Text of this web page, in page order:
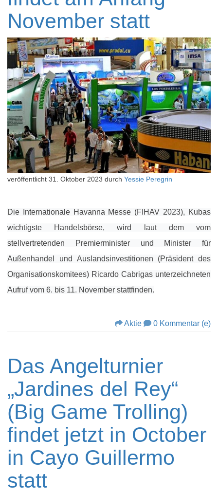
November statt
veröffentlicht 31. Oktober 2023 durch Yessie Peregrin
Die Internationale Havanna Messe (FIHAV 2023), Kubas
wichtigste Handelsbörse, wird laut dem vom
stellvertretenden Premierminister und Minister für
Außenhandel und Auslandsinvestitionen (Präsident des
Organisationskomitees) Ricardo Cabrigas unterzeichneten
Aufruf vom 6. bis 11. November stattfinden.
Aktie 0 Kommentar (e)
Das Angelturnier
„Jardines del Rey“
(Big Game Trolling)
findet jetzt in October
in Cayo Guillermo
statt